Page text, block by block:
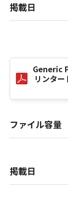
all U.S.
the
Tokyo 146-
本条項中
本契約書中
意味し、指
本契約書の
律により無
掲載日
Generic
リンタ
ファイル容量
掲載日